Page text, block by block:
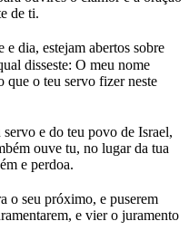
de ti.
e dia, estejam abertos sobre
disseste: O meu nome
que o teu servo fizer neste
e do teu povo de Israel,
ouve tu, no lugar da tua
e perdoa.
o seu próximo, e puserem
e vier o juramento